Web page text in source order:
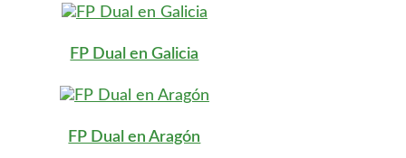
FP Dual en Galicia
FP Dual en Aragón